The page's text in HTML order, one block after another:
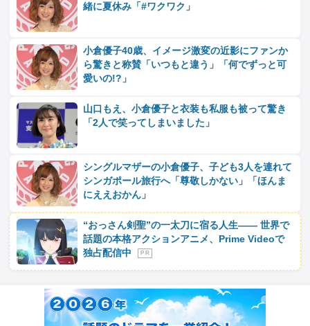
緒に夏休み「#ワクワク」
小倉優子40歳、イメージ激変の近影にファンか
ら驚きと称賛「いつもと違う」「何でずっと可
愛いの!?」
山口もえ、小倉優子と衣装も私服も被って驚き
「2人で笑ってしまいました」
シングルマザーの小倉優子、子ども3人を連れて
シンガポール旅行へ「尊敬しかない」「ほんま
にええおかん」
“おっさん剣聖”の一太刀に宿る人生―― 世界で
話題の本格アクションアニメ、Prime Videoで
独占配信中
P R